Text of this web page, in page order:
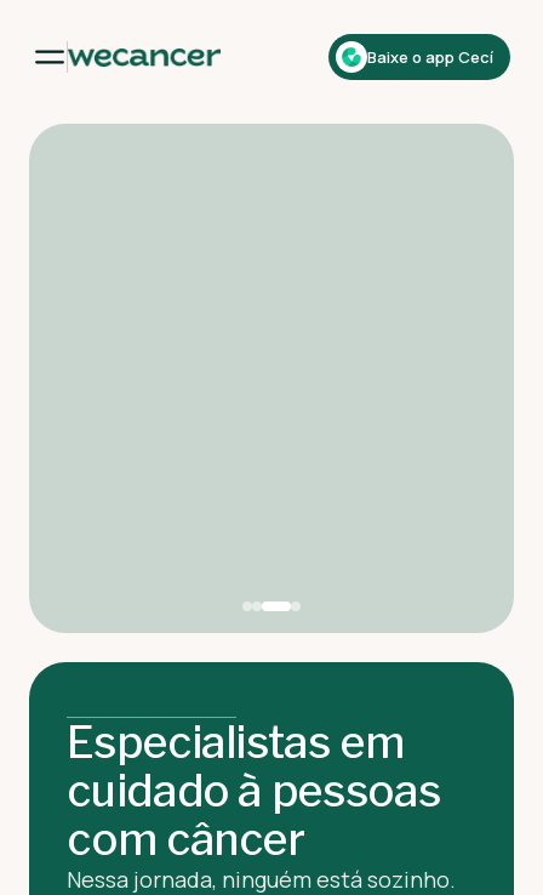
Baixe o app Cecí
Especialistas em
cuidado à pessoas
com câncer
Nessa jornada, ninguém está sozinho.